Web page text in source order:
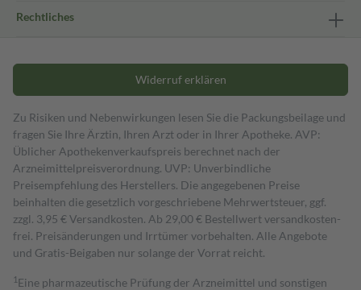
Rechtliches
Widerruf erklären
Zu Risiken und Nebenwirkungen lesen Sie die Packungsbeilage und
fragen Sie Ihre Ärztin, Ihren Arzt oder in Ihrer Apotheke. AVP:
Üblicher Apothekenverkaufspreis berechnet nach der
Arzneimittelpreisverordnung. UVP: Unverbindliche
Preisempfehlung des Herstellers. Die angegebenen Preise
beinhalten die gesetzlich vorgeschriebene Mehrwertsteuer, ggf.
zzgl. 3,95 € Versandkosten. Ab 29,00 € Bestell­wert versand­kosten­
frei. Preisänderungen und Irrtümer vorbehalten. Alle Angebote
und Gratis-Beigaben nur solange der Vorrat reicht.
1 Eine pharmazeutische Prüfung der Arzneimittel und sonstigen